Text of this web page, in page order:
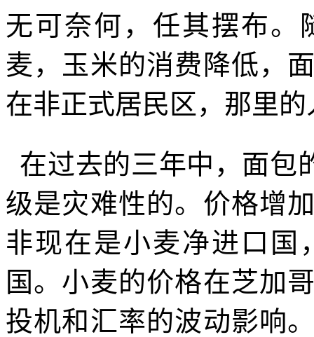
无可奈何，任其摆布。
麦，玉米的消费降低，
在非正式居民区，那里
在过去的三年中，面包
级是灾难性的。价格增
非现在是小麦净进口国
国。小麦的价格在芝加
投机和汇率的波动影响